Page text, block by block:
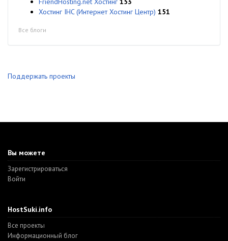
Хостинг IHC (Интернет Хостинг Центр) 151
Все блоги
Поддержать проекты
Вы можете
Зарегистрироваться
Войти
HostSuki.info
Все проекты
Информационный блог